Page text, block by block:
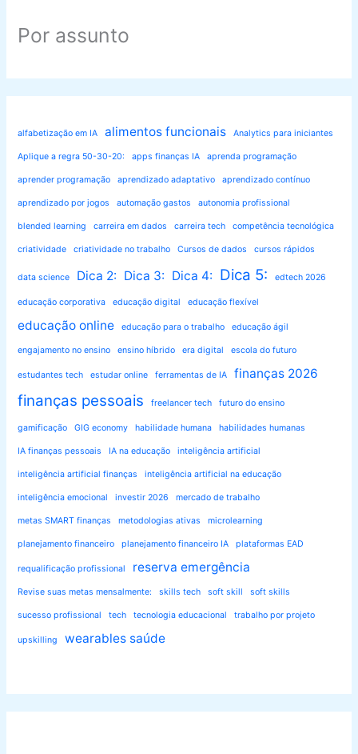
Por assunto
alfabetização em IA alimentos funcionais Analytics para iniciantes
Aplique a regra 50-30-20: apps finanças IA aprenda programação
aprender programação aprendizado adaptativo aprendizado contínuo
aprendizado por jogos automação gastos autonomia profissional
blended learning carreira em dados carreira tech competência tecnológica
criatividade criatividade no trabalho Cursos de dados cursos rápidos
data science Dica 2: Dica 3: Dica 4: Dica 5: edtech 2026
educação corporativa educação digital educação flexível
educação online educação para o trabalho educação ágil
engajamento no ensino ensino híbrido era digital escola do futuro
estudantes tech estudar online ferramentas de IA finanças 2026
finanças pessoais freelancer tech futuro do ensino
gamificação GIG economy habilidade humana habilidades humanas
IA finanças pessoais IA na educação inteligência artificial
inteligência artificial finanças inteligência artificial na educação
inteligência emocional investir 2026 mercado de trabalho
metas SMART finanças metodologias ativas microlearning
planejamento financeiro planejamento financeiro IA plataformas EAD
requalificação profissional reserva emergência
Revise suas metas mensalmente: skills tech soft skill soft skills
sucesso profissional tech tecnologia educacional trabalho por projeto
upskilling wearables saúde